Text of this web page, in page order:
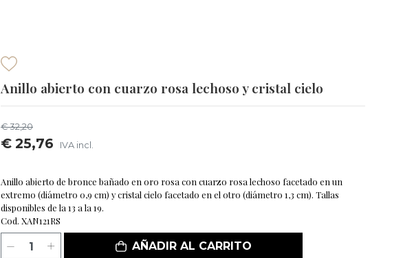
Anillo abierto con cuarzo rosa lechoso y cristal cielo
€ 32,20
€ 25,76 IVA incl.
Anillo abierto de bronce bañado en oro rosa con cuarzo rosa lechoso facetado en un
extremo (diámetro 0,9 cm) y cristal cielo facetado en el otro (diámetro 1,3 cm). Tallas
disponibles de la 13 a la 19.
Cod. XAN121RS
AÑADIR AL CARRITO